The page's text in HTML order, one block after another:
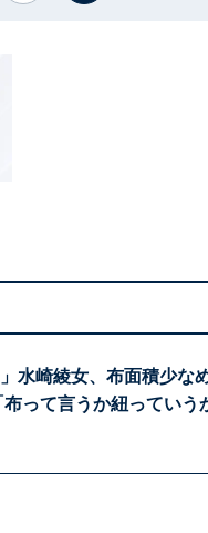
」水崎綾女、布面積少な
って言うか紐っていう